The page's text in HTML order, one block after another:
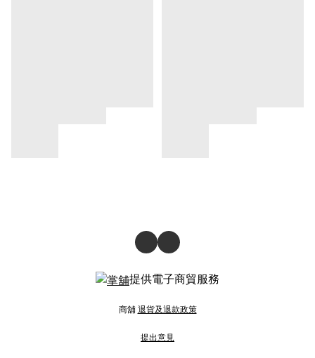
提供電子商貿服務
商舖退貨及退款政策
提出意見